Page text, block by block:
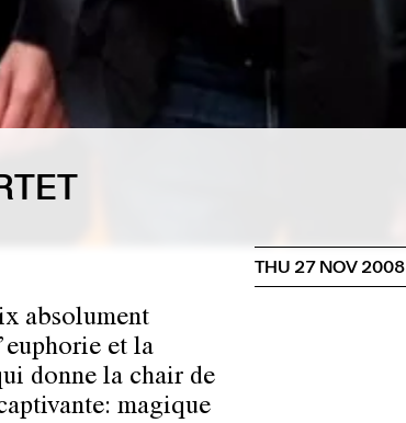
absolument
et la
donne la chair de
magique
THU 27 NOV 2008